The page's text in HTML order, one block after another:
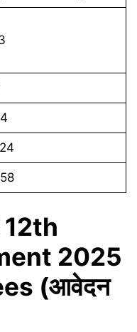
2025
(आवेदन